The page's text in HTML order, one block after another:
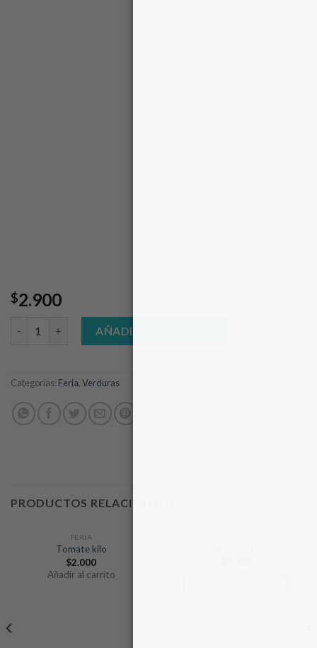
$2.900
Ajo Pelado 250gr. cantidadAÑADIR AL CARRITO
Categorías: Feria,Verduras
PRODUCTOS RELACIONADOS
FERIA
Tomate kilo
$2.000
Añadir al carrito